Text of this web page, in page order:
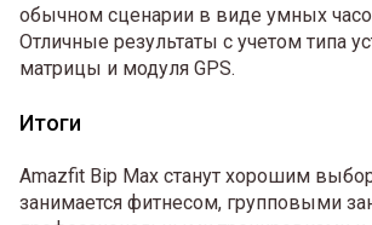
обычном сценарии в виде умных
Отличные результаты с учетом типа
матрицы и модуля GPS.
Итоги
Amazfit Bip Max станут хорошим
занимается фитнесом, групповыми